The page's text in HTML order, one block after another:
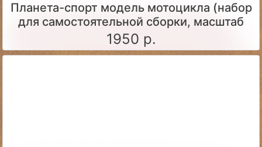
Планета-спорт модель мотоцикла (набор
для самостоятельной сборки, масштаб
1:24)
1950 р.